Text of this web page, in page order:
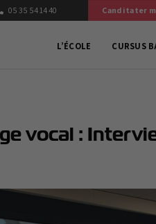
05 35 54 14 40 Canditater
L’ÉCOLE CURSUS
vocal :